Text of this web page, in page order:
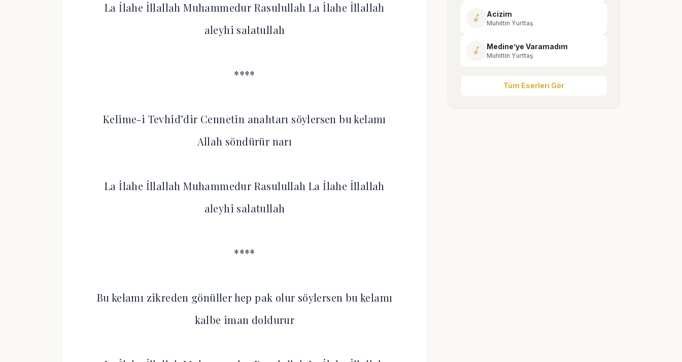
La İlahe İllallah Muhammedur Rasulullah La İlahe İllallah
aleyhi salatullah
****
Kelime-i Tevhid’dir Cennetin anahtarı söylersen bu kelamı
Allah söndürür narı
La İlahe İllallah Muhammedur Rasulullah La İlahe İllallah
aleyhi salatullah
****
Bu kelamı zikreden gönüller hep pak olur söylersen bu kelamı
kalbe iman doldurur
music_note Acizim
Muhittin Yurttaş
music_note Medine’ye Varamadım
Muhittin Yurttaş
Tüm Eserleri Gör